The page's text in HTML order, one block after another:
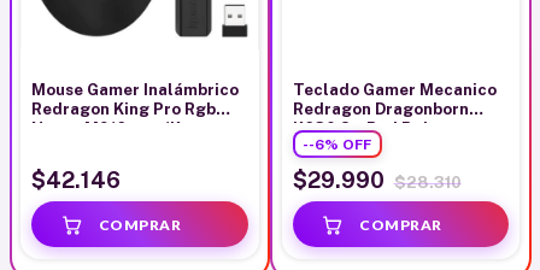
Mouse Gamer Inalámbrico
Redragon King Pro Rgb
Negro M916-pro 1K
$42.146
Teclado Gamer Mecanico
Redragon Dragonborn
K630 Sw Red Rgb
--6% OFF
$29.990 $28.310